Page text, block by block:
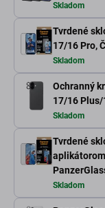
Skladom
Tvrdené
17/16 Pro,
Skladom
Ochranný
17/16 Plus/
Skladom
Tvrdené
Skladom